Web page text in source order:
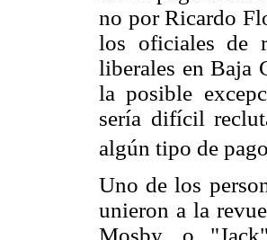
no por Ricardo
los oficiales de
liberales en Baja
la posible
sería difícil
algún tipo de
Uno de los
unieron a la
Mosby, o